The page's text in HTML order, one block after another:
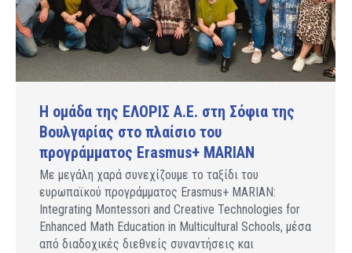
Η ομάδα της ΕΛΟΡΙΣ Α.Ε. στη Σόφια της
Βουλγαρίας στο πλαίσιο του
προγράμματος Erasmus+ MARIAN
Με μεγάλη χαρά συνεχίζουμε το ταξίδι του
ευρωπαϊκού προγράμματος Erasmus+ MARIAN:
Integrating Montessori and Creative Technologies for
Enhanced Math Education in Multicultural Schools, μέσα
από διαδοχικές διεθνείς συναντήσεις και